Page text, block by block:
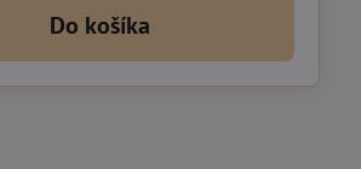
Do košíka